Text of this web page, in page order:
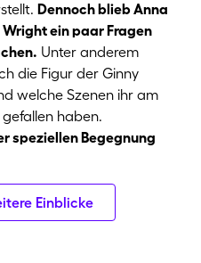
Dennoch blieb Anna
ein paar Fragen
Unter anderem
die Figur der Ginny
welche Szenen ihr am
haben.
speziellen Begegnung
Einblicke